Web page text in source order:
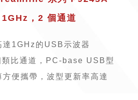
1GHz，2 個通道
達1GHz的USB示波器
比通道，PC-base USB型
方便攜帶，波型更新率高達